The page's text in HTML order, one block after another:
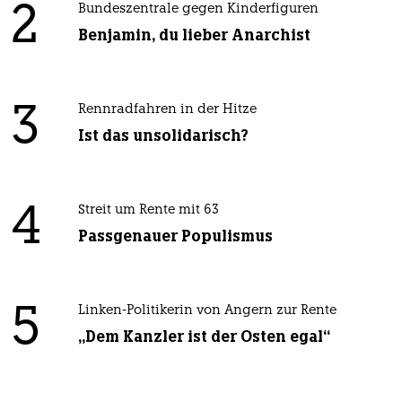
2 Bundeszentrale gegen Kinderfiguren
Benjamin, du lieber Anarchist
3 Rennradfahren in der Hitze
Ist das unsolidarisch?
4 Streit um Rente mit 63
Passgenauer Populismus
5 Linken-Politikerin von Angern zur Rente
„Dem Kanzler ist der Osten egal“